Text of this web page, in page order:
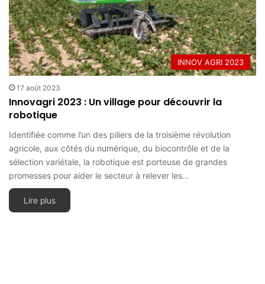
INNOV AGRI 2023
17 août 2023
Innovagri 2023 : Un village pour découvrir la
robotique
Identifiée comme l’un des piliers de la troisième révolution
agricole, aux côtés du numérique, du biocontrôle et de la
sélection variétale, la robotique est porteuse de grandes
promesses pour aider le secteur à relever les…
Lire plus